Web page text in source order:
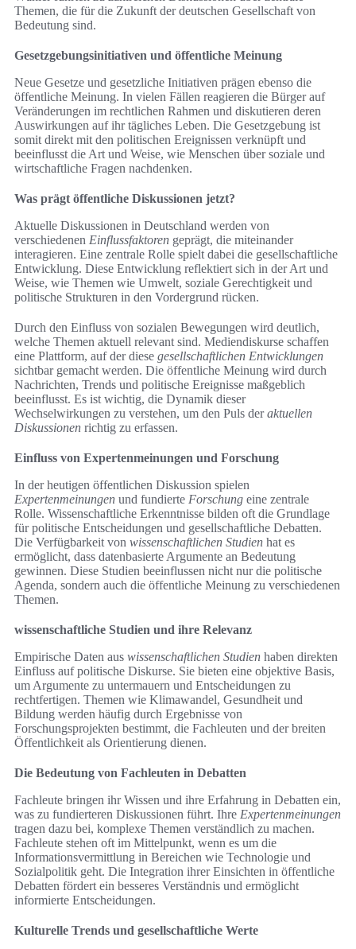
Themen, die für die Zukunft der deutschen Gesellschaft von
Bedeutung sind.
Gesetzgebungsinitiativen und öffentliche Meinung
Neue Gesetze und gesetzliche Initiativen prägen ebenso die
öffentliche Meinung. In vielen Fällen reagieren die Bürger auf
Veränderungen im rechtlichen Rahmen und diskutieren deren
Auswirkungen auf ihr tägliches Leben. Die Gesetzgebung ist
somit direkt mit den politischen Ereignissen verknüpft und
beeinflusst die Art und Weise, wie Menschen über soziale und
wirtschaftliche Fragen nachdenken.
Was prägt öffentliche Diskussionen jetzt?
Aktuelle Diskussionen in Deutschland werden von
verschiedenen Einflussfaktoren geprägt, die miteinander
interagieren. Eine zentrale Rolle spielt dabei die gesellschaftliche
Entwicklung. Diese Entwicklung reflektiert sich in der Art und
Weise, wie Themen wie Umwelt, soziale Gerechtigkeit und
politische Strukturen in den Vordergrund rücken.
Durch den Einfluss von sozialen Bewegungen wird deutlich,
welche Themen aktuell relevant sind. Mediendiskurse schaffen
eine Plattform, auf der diese gesellschaftlichen Entwicklungen
sichtbar gemacht werden. Die öffentliche Meinung wird durch
Nachrichten, Trends und politische Ereignisse maßgeblich
beeinflusst. Es ist wichtig, die Dynamik dieser
Wechselwirkungen zu verstehen, um den Puls deraktuellen
Diskussionen richtig zu erfassen.
Einfluss von Expertenmeinungen und Forschung
In der heutigen öffentlichen Diskussion spielen
Expertenmeinungen und fundierte Forschung eine zentrale
Rolle. Wissenschaftliche Erkenntnisse bilden oft die Grundlage
für politische Entscheidungen und gesellschaftliche Debatten.
Die Verfügbarkeit von wissenschaftlichen Studien hat es
ermöglicht, dass datenbasierte Argumente an Bedeutung
gewinnen. Diese Studien beeinflussen nicht nur die politische
Agenda, sondern auch die öffentliche Meinung zu verschiedenen
Themen.
wissenschaftliche Studien und ihre Relevanz
Empirische Daten aus wissenschaftlichen Studien haben direkten
Einfluss auf politische Diskurse. Sie bieten eine objektive Basis,
um Argumente zu untermauern und Entscheidungen zu
rechtfertigen. Themen wie Klimawandel, Gesundheit und
Bildung werden häufig durch Ergebnisse von
Forschungsprojekten bestimmt, die Fachleuten und der breiten
Öffentlichkeit als Orientierung dienen.
Die Bedeutung von Fachleuten in Debatten
Fachleute bringen ihr Wissen und ihre Erfahrung in Debatten ein,
was zu fundierteren Diskussionen führt. Ihre Expertenmeinungen
tragen dazu bei, komplexe Themen verständlich zu machen.
Fachleute stehen oft im Mittelpunkt, wenn es um die
Informationsvermittlung in Bereichen wie Technologie und
Sozialpolitik geht. Die Integration ihrer Einsichten in öffentliche
Debatten fördert ein besseres Verständnis und ermöglicht
informierte Entscheidungen.
Kulturelle Trends und gesellschaftliche Werte